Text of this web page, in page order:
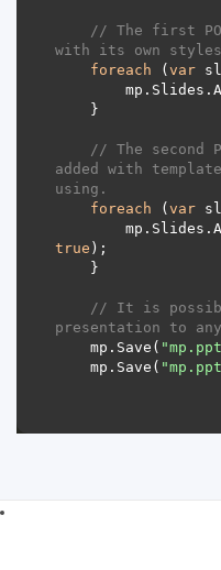
// The first
with its own
foreach (var
// The second
added with
using.
foreach (var
true
// It is
presentation to
    mp.Save(
    mp.Save(